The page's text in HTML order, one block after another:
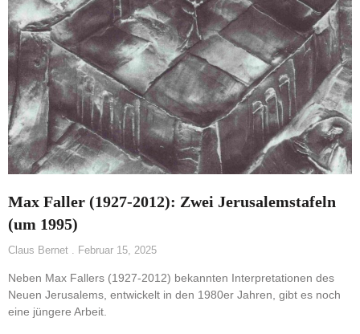
Max Faller (1927-2012): Zwei Jerusalemstafeln
(um 1995)
Claus Bernet Februar 15, 2025
Neben Max Fallers (1927-2012) bekannten Interpretationen des
Neuen Jerusalems, entwickelt in den 1980er Jahren, gibt es noch
eine jüngere Arbeit.